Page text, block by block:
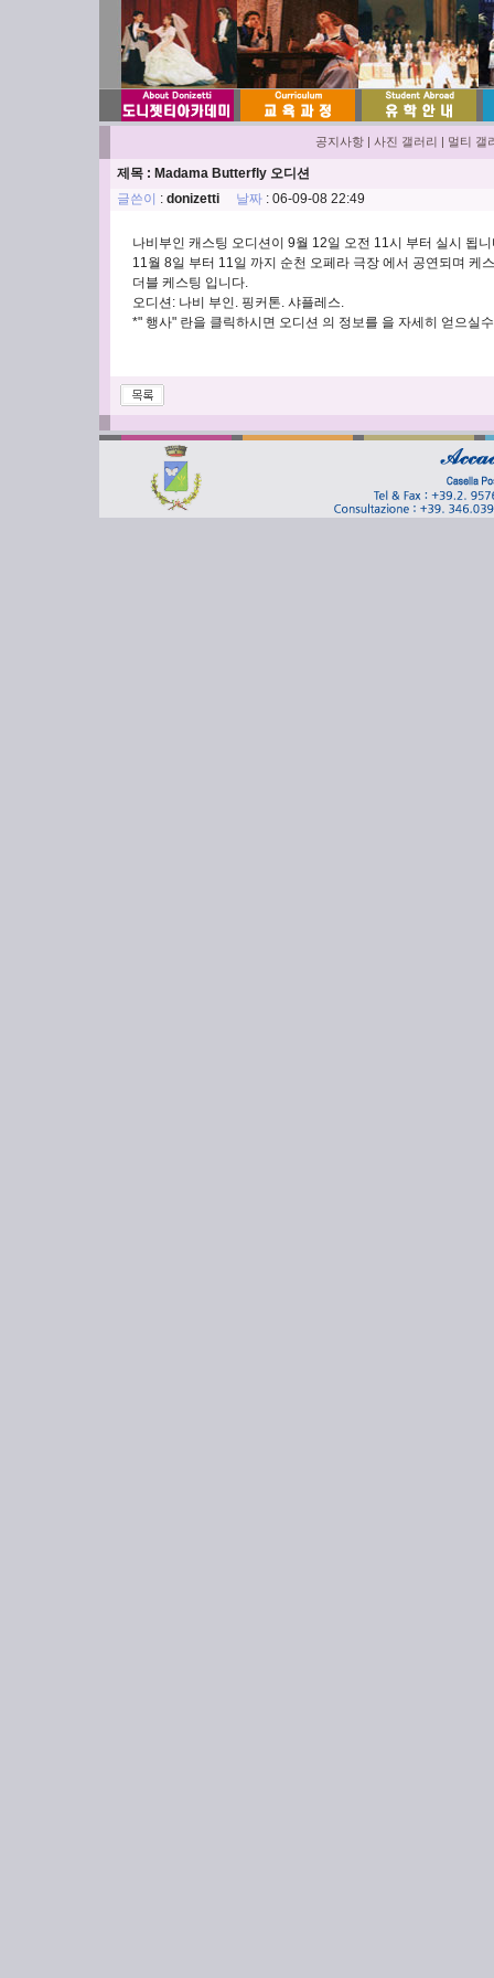
공지사항 | 사진 갤러리 | 멀티 갤
제목 : Madama Butterfly 오디션
글쓴이
: donizetti 날짜 : 06-09-08 22:49
나비부인 캐스팅 오디션이 9월 12일 오전 11시 부터 실시 됩
11월 8일 부터 11일 까지 순천 오페라 극장 에서 공연되며 케
더블 케스팅 입니다.
오디션: 나비 부인. 핑커톤. 샤플레스.
*" 행사" 란을 클릭하시면 오디션 의 정보를 을 자세히 얻으실